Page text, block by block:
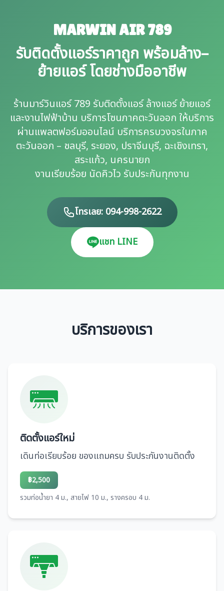
MARWIN AIR 789
รับติดตั้งแอร์ราคาถูก พร้อมล้าง–
ย้ายแอร์ โดยช่างมืออาชีพ
ร้านมาร์วินแอร์ 789 รับติดตั้งแอร์ ล้างแอร์ ย้ายแอร์
และงานไฟฟ้าบ้าน บริการโซนภาคตะวันออก ให้บริการ
ผ่านแพลตฟอร์มออนไลน์ บริการครบวงจรในภาค
ตะวันออก – ชลบุรี, ระยอง, ปราจีนบุรี, ฉะเชิงเทรา,
สระแก้ว, นครนายก
งานเรียบร้อย นัดคิวไว รับประกันทุกงาน
โทรเลย: 094-998-2622
แชท LINE
บริการของเรา
ติดตั้งแอร์ใหม่
เดินท่อเรียบร้อย ของแถมครบ รับประกันงานติดตั้ง
฿2,500
รวมท่อน้ำยา 4 ม., สายไฟ 10 ม., รางครอบ 4 ม.